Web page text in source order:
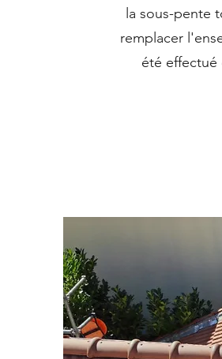
la sous-pente
remplacer
été effectué